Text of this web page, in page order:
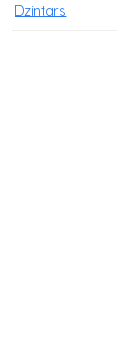
Dzintars